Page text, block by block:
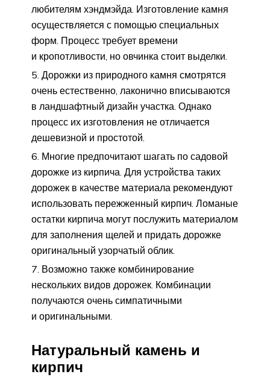
любителям хэндмэйда. Изготовление камня
осуществляется с помощью специальных
форм. Процесс требует времени
и кропотливости, но овчинка стоит выделки.
Дорожки из природного камня смотрятся
очень естественно, лаконично вписываются
в ландшафтный дизайн участка. Однако
процесс их изготовления не отличается
дешевизной и простотой.
Многие предпочитают шагать по садовой
дорожке из кирпича. Для устройства таких
дорожек в качестве материала рекомендуют
использовать пережженный кирпич. Ломаные
остатки кирпича могут послужить материалом
для заполнения щелей и придать дорожке
оригинальный узорчатый облик.
Возможно также комбинирование
нескольких видов дорожек. Комбинации
получаются очень симпатичными
и оригинальными.
Натуральный камень и
кирпич